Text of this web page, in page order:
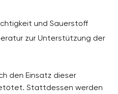
und Sauerstoff
zur Unterstützung der
den Einsatz dieser
Stattdessen werden